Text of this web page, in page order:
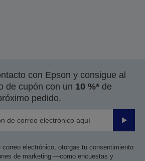
con Epson y consigue al
de cupón con un 10 %* de
pedido.
Enviar
electrónico, otorgas tu consentimiento
de marketing —como encuestas y